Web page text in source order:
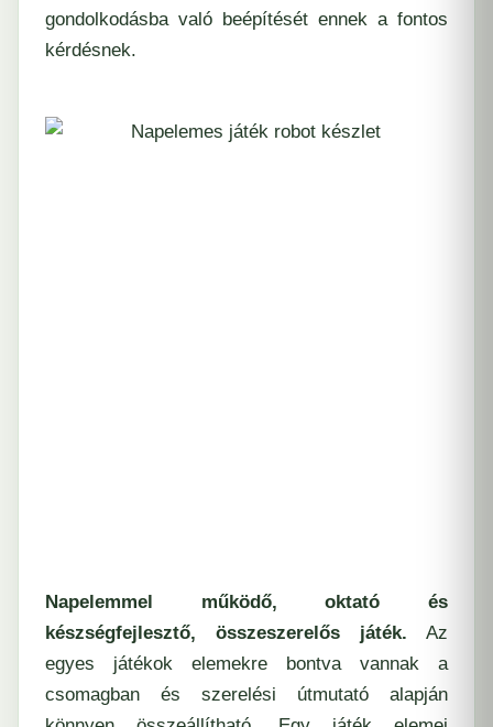
gondolkodásba való beépítését ennek a fontos
kérdésnek.
Napelemmel működő, oktató és
készségfejlesztő, összeszerelős játék. Az
egyes játékok elemekre bontva vannak a
csomagban és szerelési útmutató alapján